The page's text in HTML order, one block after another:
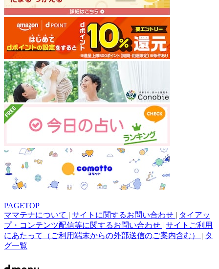
PAGETOP
ママテナについて | サイトに関するお問い合わせ | タイアッ
プ・コンテンツ配信等に関するお問い合わせ | サイトご利用
にあたって（ご利用端末からの外部送信のご案内含む） | タ
グ一覧